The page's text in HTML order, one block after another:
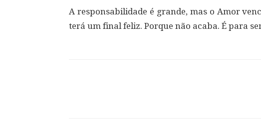
A responsabilidade é grande, mas o Amor
terá um final feliz. Porque não acaba. É para